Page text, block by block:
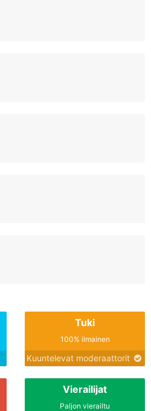
Tuki
100% ilmainen
Kuuntelevat moderaattorit
Vierailijat
Paljon vierailtu